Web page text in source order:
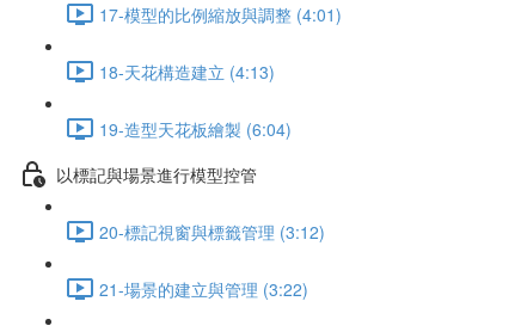
17-模型的比例縮放與調整 (4:01)
18-天花構造建立 (4:13)
19-造型天花板繪製 (6:04)
以標記與場景進行模型控管
20-標記視窗與標籤管理 (3:12)
21-場景的建立與管理 (3:22)